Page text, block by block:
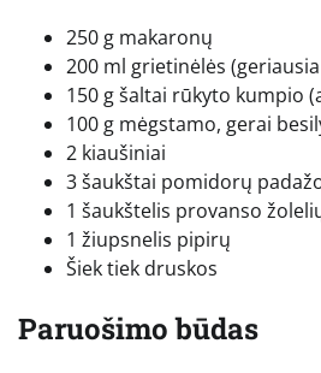
250 g makaronų
200 ml grietinėlės
150 g šaltai rūkyto kumpio
100 g mėgstamo, gerai
2 kiaušiniai
3 šaukštai pomidorų
1 šaukštelis provanso
1 žiupsnelis pipirų
Šiek tiek druskos
Paruošimo būdas